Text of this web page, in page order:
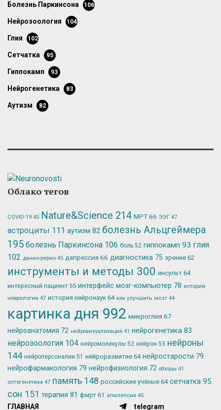
болезнь Паркинсона 106
нейрозоология 104
глия 102
сетчатка 95
гиппокамп 93
нейрогенетика 83
аутизм 82
Облако тегов
COVID-19 45 Nature&Science 214 МРТ66 ЭЭГ 47
астроциты 111 аутизм 82 болезнь Альцгеймера
195 болезнь Паркинсона 106 боль 52 гиппокамп 93 глия
102 данио-рерио 45 депрессия 66 диагностика 75 зрение 62
инструменты и методы 300 инсульт 64
интересный пациент 55 интерфейс мозг-компьютер 78 история
неврологии 47 история нейронаук 64 как улучшить мозг 44
картинка дня 992 микроглия 67
нейроанатомия 72 нейровизуализация 41 нейрогенетика 83
нейрозоология 104 нейромолекулы 52 нейрон 53 нейроны
144 нейроперсоналии 51 нейроразвитие 64 нейростарости 79
нейрофармакология 79 нейрофизиология 72 обзоры 41
оптогенетика 47 память 148 российские учёные 64 сетчатка 95
сон 151 терапия 81 фмрт 61 эпилепсия 45
ГЛАВНАЯ telegram